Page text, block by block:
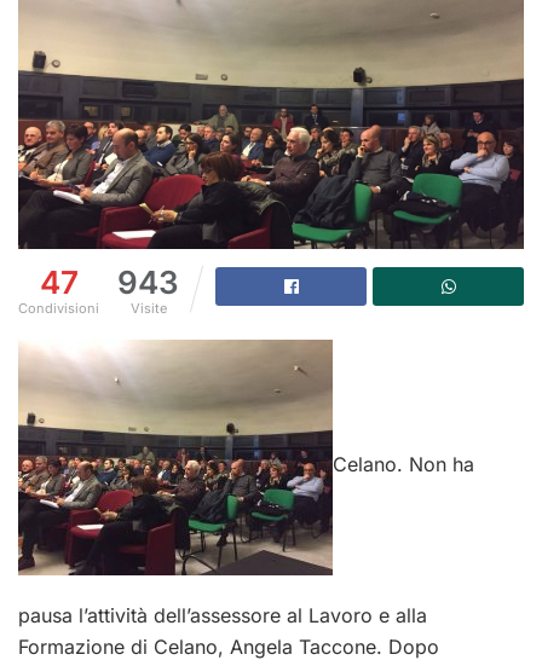
47
Condivisioni
943
Visite
Celano. Non ha
pausa l’attività dell’assessore al Lavoro e alla
Formazione di Celano, Angela Taccone. Dopo